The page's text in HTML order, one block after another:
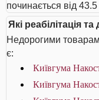
починається від 43.5
Які реабілітація
Недорогими
є:
Київгума
Київгума